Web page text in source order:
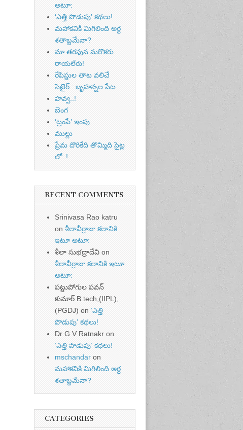
అటూ:
‘ఎత్తి పొడుపు’ కథలు!
మహాకవికి మిగిలింది అర్ధ
శతాబ్దమేనా?
మా తరఫున మరొకరు
రాయలేరు!
రేపిస్టుల తాట వలిచే
సెటైర్ : బృహన్నల పేట
హవ్వ..!
బెంగ
‘ట్రంపే’ ఇంపు
ముల్లు
ప్రేమ దొరికేది తొమ్మిది సైట్ల
లో..!
RECENT COMMENTS
Srinivasa Rao katru
on శీలావీర్రాజు కలానికి
ఇటూ అటూ:
శీలా సుభద్రాదేవి on
శీలావీర్రాజు కలానికి ఇటూ
అటూ:
పట్టుపోగుల పవన్
కుమార్ B.tech,(IIPL),
(PGDJ) on ‘ఎత్తి
పొడుపు’ కథలు!
Dr G V Ratnakr on
‘ఎత్తి పొడుపు’ కథలు!
mschandar on
మహాకవికి మిగిలింది అర్ధ
శతాబ్దమేనా?
CATEGORIES